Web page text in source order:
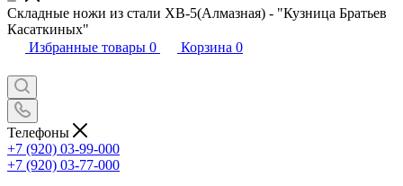
Складные ножи из стали ХВ-5(Алмазная) - "Кузница Братьев
Касаткиных"
Избранные товары 0 Корзина 0
Телефоны
+7 (920) 03-99-000
+7 (920) 03-77-000